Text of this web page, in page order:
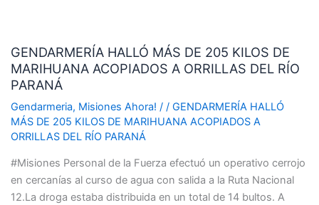
GENDARMERÍA HALLÓ MÁS DE 205 KILOS DE
MARIHUANA ACOPIADOS A ORRILLAS DEL RÍO
PARANÁ
Gendarmeria, Misiones Ahora! / / GENDARMERÍA HALLÓ
MÁS DE 205 KILOS DE MARIHUANA ACOPIADOS A
ORRILLAS DEL RÍO PARANÁ
#Misiones Personal de la Fuerza efectuó un operativo cerrojo
en cercanías al curso de agua con salida a la Ruta Nacional
12.La droga estaba distribuida en un total de 14 bultos. A
MÁS
DE
205
KILOS
DE
MARIHUANA
ACOPIADOS
ORRILLAS